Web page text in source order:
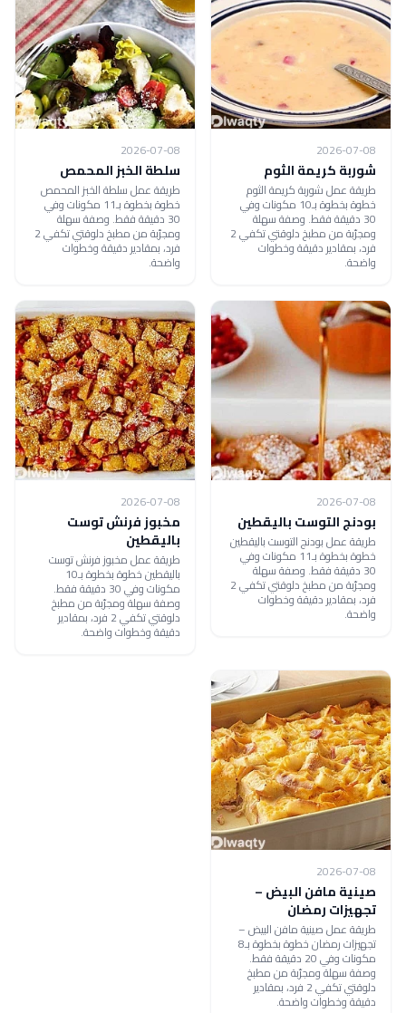
2026-07-08
شوربة كريمة الثوم
طريقة عمل شوربة كريمة الثوم
خطوة بخطوة بـ10 مكونات وفي
30 دقيقة فقط. وصفة سهلة
ومجرّبة من مطبخ دلوقتي تكفي 2
فرد، بمقادير دقيقة وخطوات
واضحة.
2026-07-08
سلطة الخبز المحمص
طريقة عمل سلطة الخبز المحمص
خطوة بخطوة بـ11 مكونات وفي
30 دقيقة فقط. وصفة سهلة
ومجرّبة من مطبخ دلوقتي تكفي 2
فرد، بمقادير دقيقة وخطوات
واضحة.
2026-07-08
بودنج التوست باليقطين
طريقة عمل بودنج التوست باليقطين
خطوة بخطوة بـ11 مكونات وفي
30 دقيقة فقط. وصفة سهلة
ومجرّبة من مطبخ دلوقتي تكفي 2
فرد، بمقادير دقيقة وخطوات
واضحة.
2026-07-08
مخبوز فرنش توست
باليقطين
طريقة عمل مخبوز فرنش توست
باليقطين خطوة بخطوة بـ10
مكونات وفي 30 دقيقة فقط.
وصفة سهلة ومجرّبة من مطبخ
دلوقتي تكفي 2 فرد، بمقادير
دقيقة وخطوات واضحة.
2026-07-08
صينية مافن البيض –
تجهيزات رمضان
طريقة عمل صينية مافن البيض –
تجهيزات رمضان خطوة بخطوة بـ8
مكونات وفي 20 دقيقة فقط.
وصفة سهلة ومجرّبة من مطبخ
دلوقتي تكفي 2 فرد، بمقادير
دقيقة وخطوات واضحة.